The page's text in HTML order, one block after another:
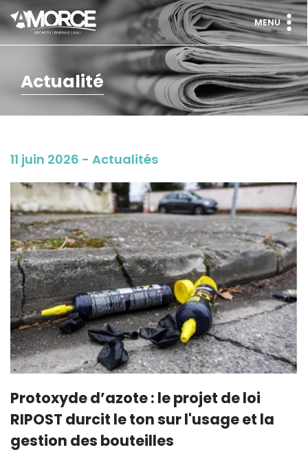
MENU
Actualité
11 juin 2026 - Actualités
Protoxyde d’azote : le projet de loi
RIPOST durcit le ton sur l'usage et la
gestion des bouteilles